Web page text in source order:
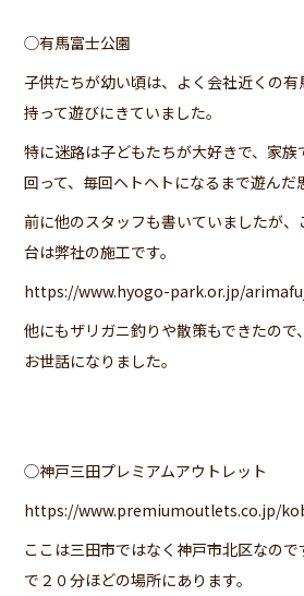
◯有馬富士公園
子供たちが幼い頃は、よく会社近くの
持って遊びにきていました。
特に迷路は子どもたちが大好きで、家族
回って、毎回ヘトヘトになるまで遊んだ
前に他のスタッフも書いていましたが、
台は弊社の施工です。
https://www.hyogo-park.or.jp/
他にもザリガニ釣りや散策もできたので
お世話になりました。
◯神戸三田プレミアムアウトレット
https://www.premiumoutlets.co.jp/
ここは三田市ではなく神戸市北区なの
で２０分ほどの場所にあります。